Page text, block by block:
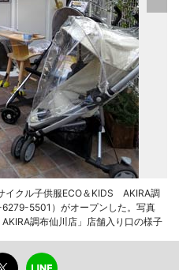
イクル子供服ECO＆KIDS AKIRA調
5501）がオープンした。写真
調布仙川店」店舗入り口の様子